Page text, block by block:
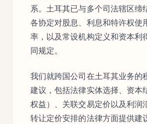
系。土耳其已与多个司法辖区缔
各协定对股息、利息和特许权使
率，以及常设机构定义和资本利
同规定。
我们就跨国公司在土耳其业务的
建议，包括法律实体选择、资本
权益）、关联交易定价以及利润
转让定价安排的法律方面提供建